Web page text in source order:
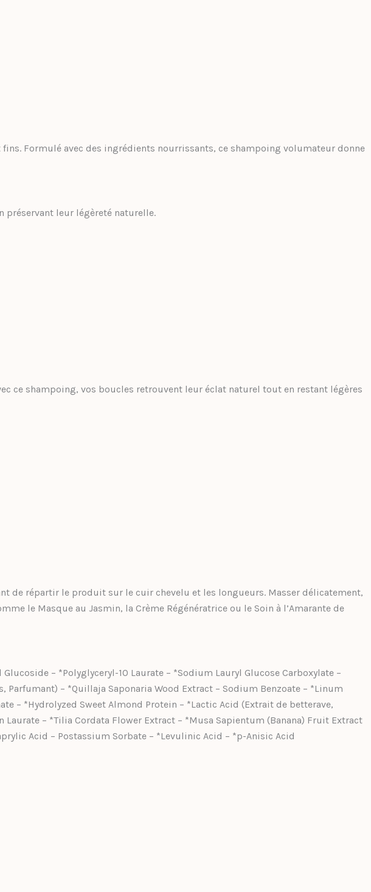
Formulé avec des ingrédients nourrissants, ce shampoing volumateur donne
leur légèreté naturelle.
ce shampoing, vos boucles retrouvent leur éclat naturel tout en restant légères
de répartir le produit sur le cuir chevelu et les longueurs. Masser délicatement,
le Masque au Jasmin, la Crème Régénératrice ou le Soin à l’Amarante de
– *Polyglyceryl-10 Laurate – *Sodium Lauryl Glucose Carboxylate –
– *Quillaja Saponaria Wood Extract – Sodium Benzoate – *Linum
– *Hydrolyzed Sweet Almond Protein – *Lactic Acid (Extrait de betterave,
– *Tilia Cordata Flower Extract – *Musa Sapientum (Banana) Fruit Extract
Acid – Postassium Sorbate – *Levulinic Acid – *p-Anisic Acid